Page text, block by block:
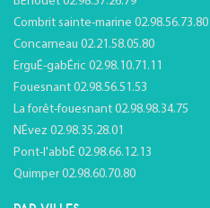
Combrit sainte-marine 02.98.56.73.80
Concarneau 02.21.58.05.80
ErguÉ-gabÉric 02.98.10.71.11
Fouesnant 02.98.56.51.53
La forêt-fouesnant 02.98.98.34.75
NÉvez 02.98.35.28.01
Pont-l'abbÉ 02.98.66.12.13
Quimper 02.98.60.70.80